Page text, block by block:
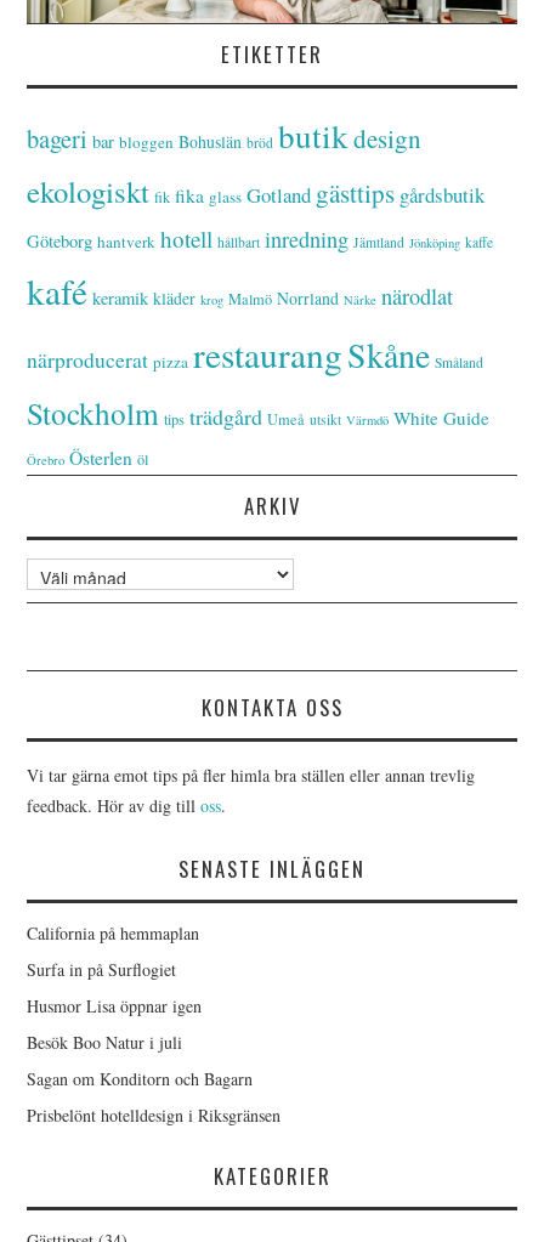
ETIKETTER
bageri bar bloggen Bohuslän bröd butikdesign
ekologiskt fik fika glass Gotland gästtips gårdsbutik
Göteborg hantverk hotell hållbart inredning Jämtland Jönköping kaffe
kafé keramik kläder krog Malmö Norrland Närke närodlat
närproducerat pizza restaurangSkåne Småland
Stockholm tips trädgård Umeå utsikt Värmdö White Guide
Örebro Österlen öl
ARKIV
Arkiv
KONTAKTA OSS
Vi tar gärna emot tips på fler himla bra ställen eller annan trevlig
feedback. Hör av dig tilloss.
SENASTE INLÄGGEN
California på hemmaplan
Surfa in på Surflogiet
Husmor Lisa öppnar igen
Besök Boo Natur i juli
Sagan om Konditorn och Bagarn
Prisbelönt hotelldesign i Riksgränsen
KATEGORIER